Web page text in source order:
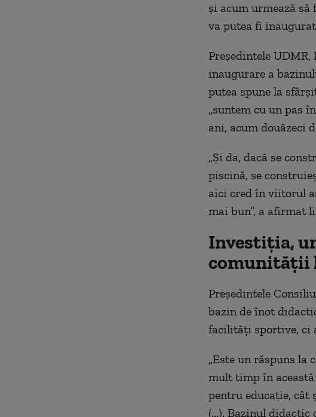
şi acum urmează
va putea fi
Preşedintele UDMR,
inaugurare a
putea spune la sfâr
„suntem cu un pas
ani, acum douăzeci
„Şi da, dacă se
piscină, se
aici cred în viitorul a
mai bun”, a afirmat
Investiţia,
comunităţii
Preşedintele
bazin de înot
facilităţi sportive, ci
„Este un răspuns la
mult timp în aceast
pentru educaţie, cât
(...). Bazinul